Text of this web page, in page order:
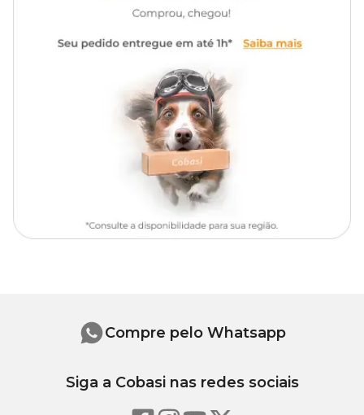
Compre pelo Whatsapp
Siga a Cobasi nas redes sociais